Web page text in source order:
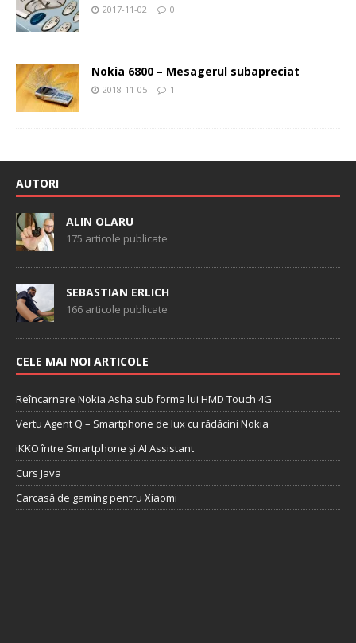
2017-11-02 0
Nokia 6800 – Mesagerul subapreciat
2018-11-05 1
AUTORI
ALIN OLARU
175 articole publicate
SEBASTIAN ERLICH
166 articole publicate
CELE MAI NOI ARTICOLE
Reîncarnare Nokia Asha sub forma lui HMD Touch 4G
Vertu Agent Q – Smartphone de lux cu rădăcini Nokia
iKKO între Smartphone și AI Assistant
Curs Java
Carcasă de gaming pentru Xiaomi